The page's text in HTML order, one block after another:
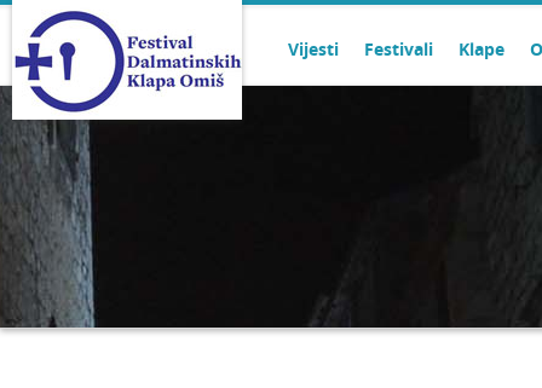
Vijesti Festivali Klape